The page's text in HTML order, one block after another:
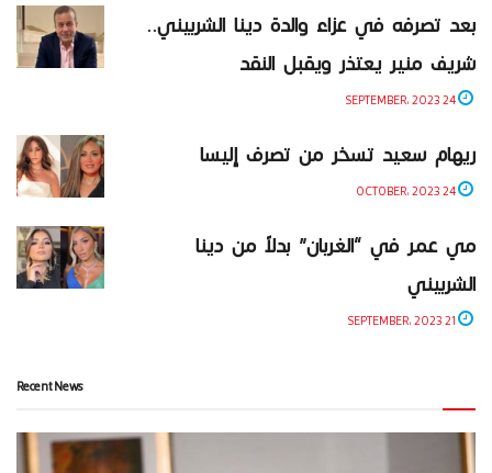
بعد تصرفه في عزاء والدة دينا الشربيني..
شريف منير يعتذر ويقبل النقد
ريهام سعيد تسخر من تصرف إليسا
مي عمر في “الغربان” بدلاً من دينا
الشربيني
Recent News